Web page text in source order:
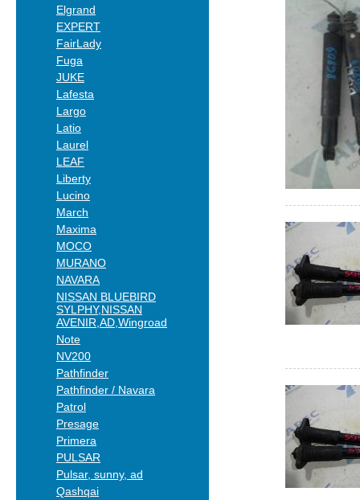
Elgrand
EXPERT
FairLady
Fuga
JUKE
Lafesta
Largo
Latio
Laurel
LEAF
Liberty
Lucino
March
Maxima
MOCO
MURANO
NAVARA
NISSAN BLUEBIRD
SYLPHY,NISSAN
AVENIR,AD,Wingroad
Note
NV200
Pathfinder
Pathfinder / Navara
Patrol
Presage
Primera
PULSAR
Pulsar, sunny, ad
Qashqai